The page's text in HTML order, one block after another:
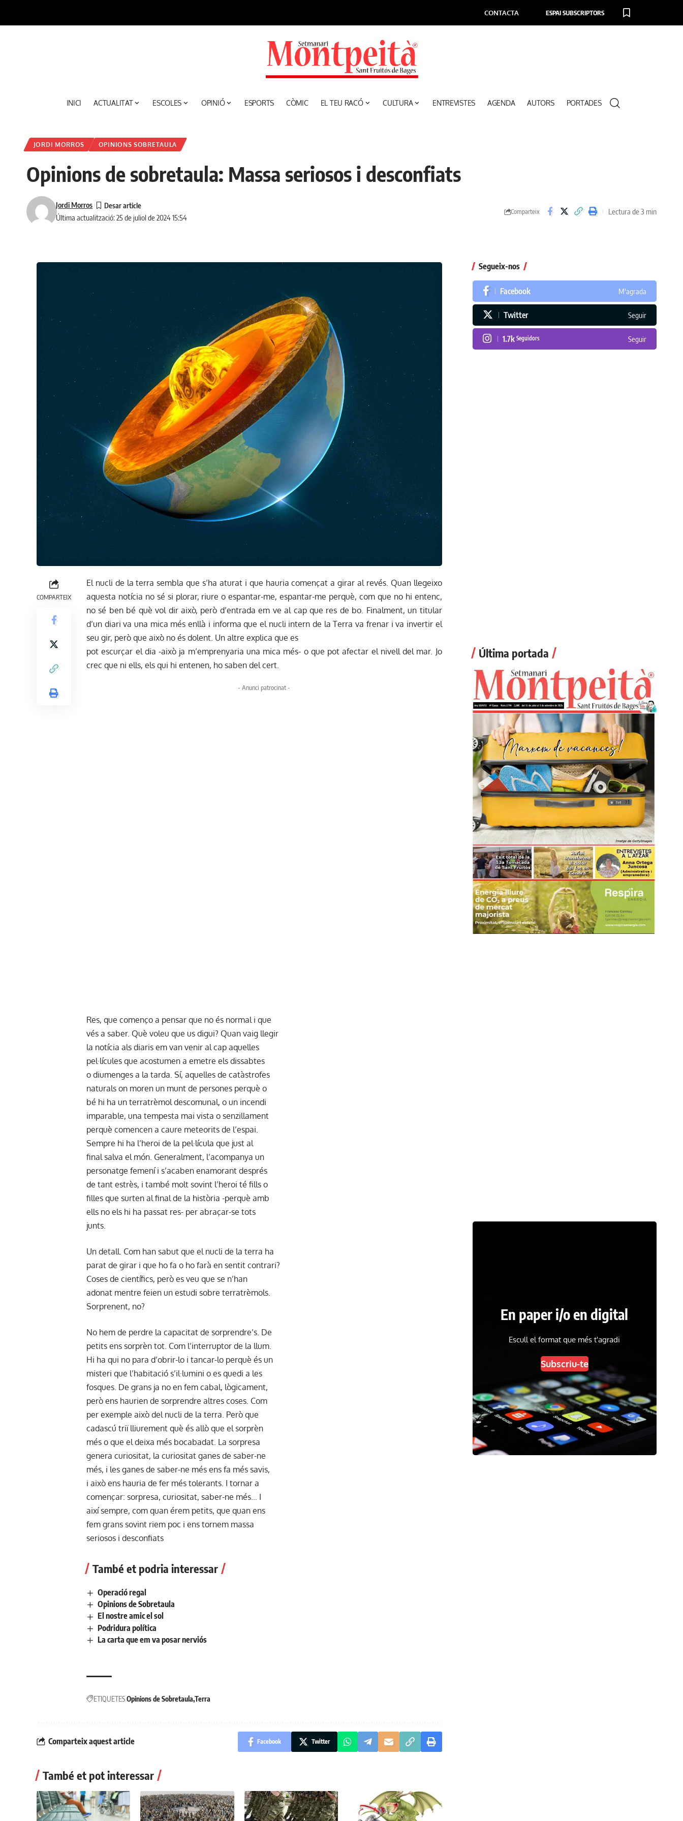
CONTACTA ESPAI SUBSCRIPTORS
INICI ACTUALITAT ESCOLES OPINIÓ ESPORTS CÒMIC EL TEU RACÓ CULTURA ENTREVISTES AGENDA AUTORS PORTADES
JORDI MORROS OPINIONS SOBRETAULA
Opinions de sobretaula: Massa seriosos i desconfiats
Última actualització: 25 de juliol de 2024 15:54
Jordi Morros
Comparteix Lectura de 3 min
COMPARTEIX
El nucli de la terra sembla que s’ha aturat i que hauria començat a girar al revés. Quan llegeixo
aquesta notícia no sé si plorar, riure o espantar-me, espantar-me perquè, com que no hi entenc,
no sé ben bé què vol dir això, però d’entrada em ve al cap que res de bo. Finalment, un titular
d’un diari va una mica més enllà i informa que el nucli intern de la Terra va frenar i va invertir el
seu gir, però que això no és dolent. Un altre explica que es
pot escurçar el dia -això ja m’emprenyaria una mica més- o que pot afectar el nivell del mar. Jo
crec que ni ells, els qui hi entenen, ho saben del cert.
- Anunci patrocinat -
Res, que començo a pensar que no és normal i que
vés a saber. Què voleu que us digui? Quan vaig llegir
la notícia als diaris em van venir al cap aquelles
pel·lícules que acostumen a emetre els dissabtes
o diumenges a la tarda. Sí, aquelles de catàstrofes
naturals on moren un munt de persones perquè o
bé hi ha un terratrèmol descomunal, o un incendi
imparable, una tempesta mai vista o senzillament
perquè comencen a caure meteorits de l’espai.
Sempre hi ha l’heroi de la pel·lícula que just al
final salva el món. Generalment, l’acompanya un
personatge femení i s’acaben enamorant després
de tant estrès, i també molt sovint l’heroi té fills o
filles que surten al final de la història -perquè amb
ells no els hi ha passat res- per abraçar-se tots
junts.
Un detall. Com han sabut que el nucli de la terra ha
parat de girar i que ho fa o ho farà en sentit contrari?
Coses de científics, però es veu que se n’han
adonat mentre feien un estudi sobre terratrèmols.
Sorprenent, no?
No hem de perdre la capacitat de sorprendre’s. De
petits ens sorprèn tot. Com l’interruptor de la llum.
Hi ha qui no para d’obrir-lo i tancar-lo perquè és un
misteri que l’habitació s’il·lumini o es quedi a les
fosques. De grans ja no en fem cabal, lògicament,
però ens haurien de sorprendre altres coses. Com
per exemple això del nucli de la terra. Però que
cadascú triï lliurement què és allò que el sorprèn
més o que el deixa més bocabadat. La sorpresa
genera curiositat, la curiositat ganes de saber-ne
més, i les ganes de saber-ne més ens fa més savis,
i això ens hauria de fer més tolerants. I tornar a
començar: sorpresa, curiositat, saber-ne més… I
així sempre, com quan érem petits, que quan ens
fem grans sovint riem poc i ens tornem massa
seriosos i desconfiats
També et podria interessar
Operació regal
Opinions de Sobretaula
El nostre amic el sol
Podridura política
La carta que em va posar nerviós
ETIQUETESOpinions de Sobretaula Terra
Comparteix aquest article Facebook Twitter
També et pot interessar
Segueix-nos
Facebook M'agrada
Twitter Seguir
1.7k Seguidors Seguir
Última portada
En paper i/o en digital
Escull el format que més t'agradi
Subscriu-te